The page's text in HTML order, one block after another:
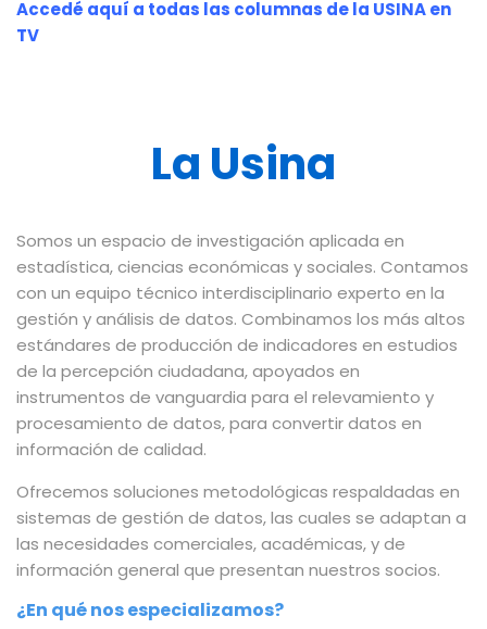
Accedé aquí a todas las columnas de la USINA en
TV
La Usina
Somos un espacio de investigación aplicada en
estadística, ciencias económicas y sociales. Contamos
con un equipo técnico interdisciplinario experto en la
gestión y análisis de datos. Combinamos los más altos
estándares de producción de indicadores en estudios
de la percepción ciudadana, apoyados en
instrumentos de vanguardia para el relevamiento y
procesamiento de datos, para convertir datos en
información de calidad.
Ofrecemos soluciones metodológicas respaldadas en
sistemas de gestión de datos, las cuales se adaptan a
las necesidades comerciales, académicas, y de
información general que presentan nuestros socios.
¿En qué nos especializamos?